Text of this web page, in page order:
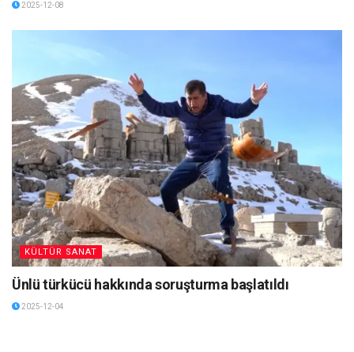
2025-12-08
KÜLTÜR SANAT
Ünlü türkücü hakkında soruşturma başlatıldı
2025-12-04